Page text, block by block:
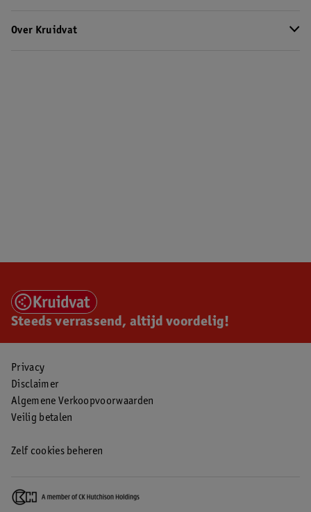
Over Kruidvat
Steeds verrassend, altijd voordelig!
Privacy
Disclaimer
Algemene Verkoopvoorwaarden
Veilig betalen
Zelf cookies beheren